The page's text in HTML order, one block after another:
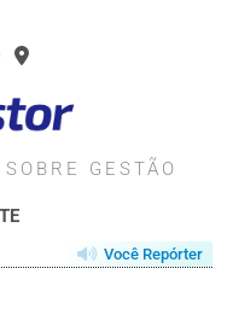
GESTÃO
Você Repórter